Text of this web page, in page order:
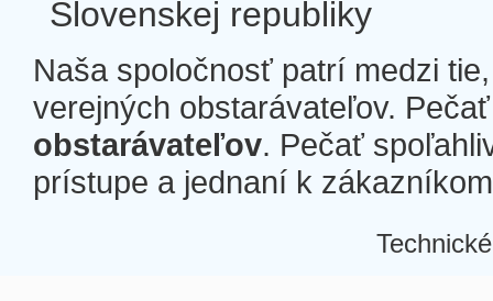
Slovenskej republiky
Naša spoločnosť patrí medzi
verejných obstarávateľov.
obstarávateľov. Pečať
prístupe a jednaní k